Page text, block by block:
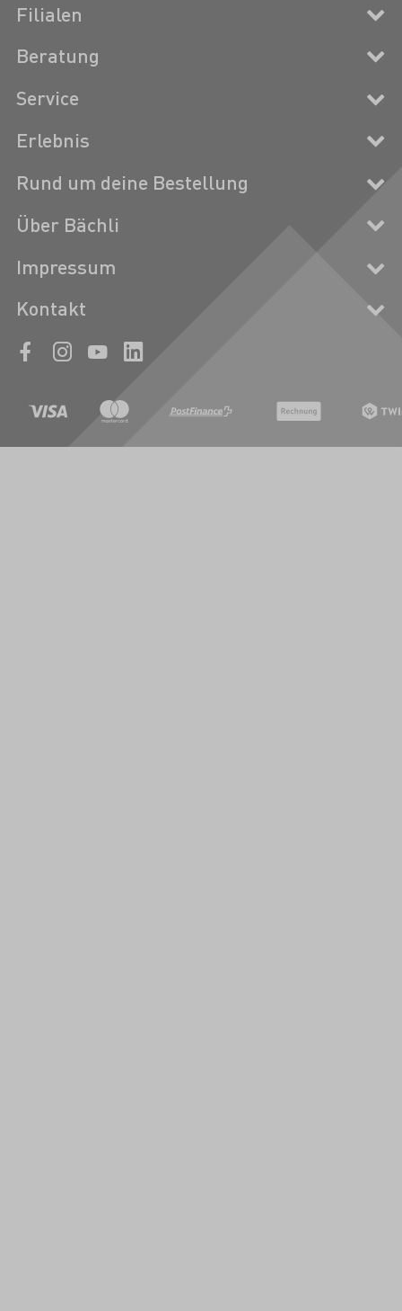
Filialen
Beratung
Service
Erlebnis
Rund um deine Bestellung
Über Bächli
Impressum
Kontakt